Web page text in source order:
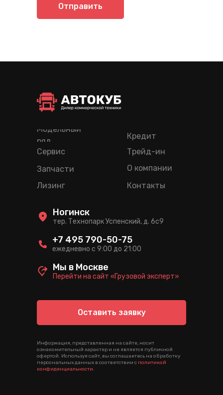
Отправить
Лизинг
Кредит
Трейд-ин
Модельный
ряд
Сервис
Запчасти
О компании
Контакты
Оставить заявку
Информация, представленная на сайте, носит
ознакомительный характер и не является публичной
офертой. Используя сайт, вы соглашаетесь на обработку
персональных данных в соответствии с политикой
конфиденциальности.
тер. Технопарк Успенский, д. 6c9
Ногинск
ежедневно с 9:00 до 21:00
+7 495 790-50-75
Перейти на сайт «Грузовой эксперт»
Мы в Москве